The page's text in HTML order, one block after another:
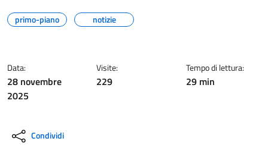
primo-piano notizie
Data:
28 novembre
2025
Visite:
229
Tempo di lettura:
29 min
Condividi